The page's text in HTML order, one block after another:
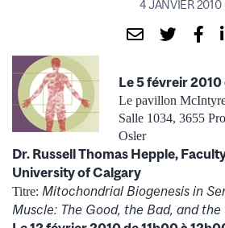
4 JANVIER 2010
Le 5 févreir 2010
Le pavillon McIntyre
Salle 1034, 3655
Osler
Dr. Russell Thomas Hepple,
University of Calgary
Titre: Mitochondrial Biogenesis in
Muscle: The Good, the Bad, and the